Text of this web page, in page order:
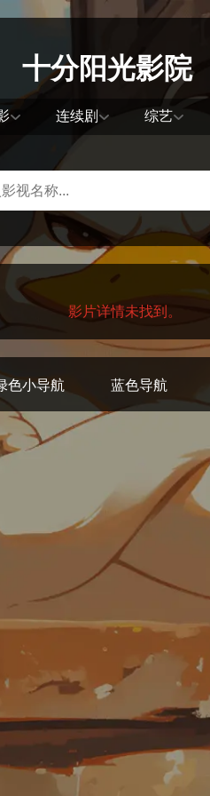
十分阳光影院
连续剧 综艺
影片详情未找到。
色小导航 蓝色导航